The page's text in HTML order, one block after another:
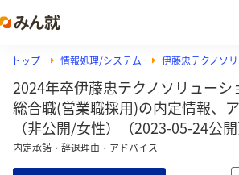
トップ 情報処理/システム 伊藤忠テクノソ
2024年卒伊藤忠テクノソリューシ
総合職(営業職採用)の内定情報、
（非公開/女性）（2023-05-24公開
内定承諾・辞退理由・アドバイス